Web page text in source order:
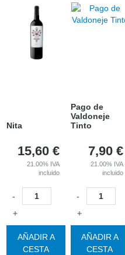
Nita
15,60 €
21.00% IVA
incluido
-
+
AÑADIR A
CESTA
Pago de
Valdoneje
Tinto
7,90 €
21.00% IVA
incluido
-
+
AÑADIR A
CESTA